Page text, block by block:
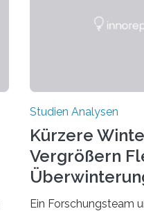
Studien Analysen
Kürzere
Vergrößern
in Europa
Ein Forschungsteam